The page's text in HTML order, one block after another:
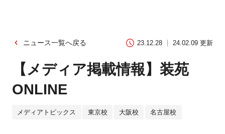
ニュース一覧へ戻る 23.12.28 24.02.09 更新
【メディア掲載情報】装苑
ONLINE
メディアトピックス 東京校 大阪校 名古屋校